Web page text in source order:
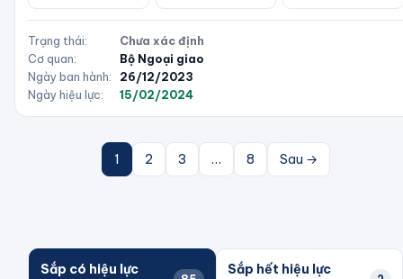
Trạng thái:
Chưa xác định
Cơ quan:
Bộ Ngoại giao
Ngày ban hành:
26/12/2023
Ngày hiệu lực:
15/02/2024
1 2 3 … 8 Sau →
Sắp có hiệu lực
Sắp hết hiệu lực